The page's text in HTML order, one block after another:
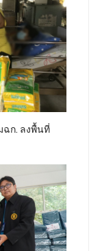
ฉก. ลงพื้นที่